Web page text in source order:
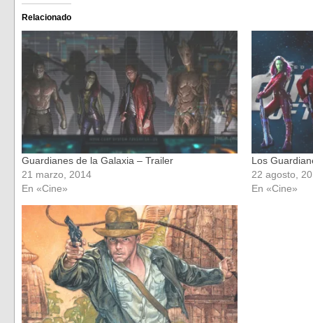
Facebook
(Se
abre
en
una
ventana
nueva)
en
una
ventana
nueva)
Relacionado
Guardianes de la Galaxia – Trailer
21 marzo, 2014
En «Cine»
Los
22 agosto,
En «Cine»